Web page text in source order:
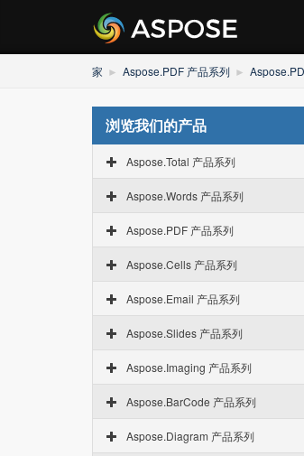
家 Aspose.PDF 产品系列
浏览我们的产品
Aspose.Total 产品系列
Aspose.Words 产品系列
Aspose.PDF 产品系列
Aspose.Cells 产品系列
Aspose.Email 产品系列
Aspose.Slides 产品系列
Aspose.Imaging 产品系列
Aspose.BarCode 产品系列
Aspose.Diagram 产品系列